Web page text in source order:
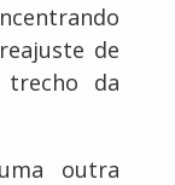
de
trecho da
outra